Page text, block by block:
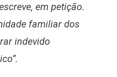
em petição.
familiar dos
indevido